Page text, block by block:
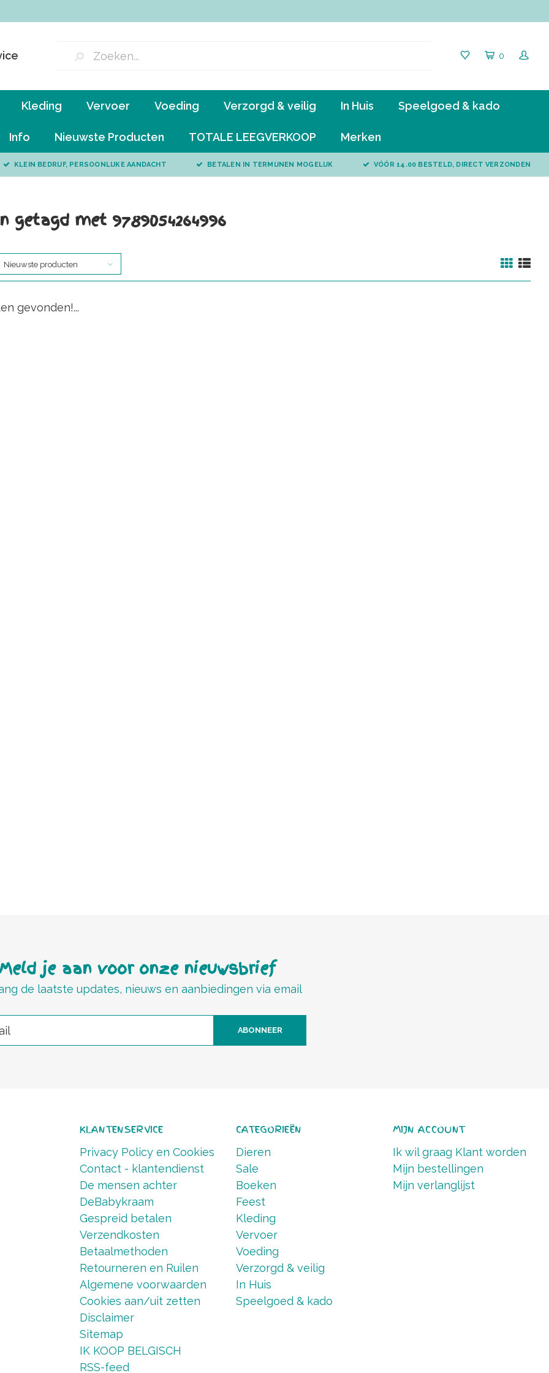
0
Kleding Vervoer Voeding Verzorgd & veilig In Huis Speelgoed & kado
Info Nieuwste Producten TOTALE LEEGVERKOOP Merken
KLEIN BEDRIJF, PERSOONLIJKE AANDACHT BETALEN IN TERMIJNEN MOGELIJK VÓÓR 14.00 BESTELD, DIRECT VERZONDEN
getagd met 9789054264996
Nieuwste producten
gevonden!...
je aan voor onze nieuwsbrief
de laatste updates, nieuws en aanbiedingen via email
ABONNEER
KLANTENSERVICE
Privacy Policy en Cookies
Contact - klantendienst
De mensen achter
DeBabykraam
Gespreid betalen
Verzendkosten
Betaalmethoden
Retourneren en Ruilen
Algemene voorwaarden
Cookies aan/uit zetten
Disclaimer
Sitemap
IK KOOP BELGISCH
RSS-feed
CATEGORIEËN
Dieren
Sale
Boeken
Feest
Kleding
Vervoer
Voeding
Verzorgd & veilig
In Huis
Speelgoed & kado
MIJN ACCOUNT
Ik wil graag Klant worden
Mijn bestellingen
Mijn verlanglijst